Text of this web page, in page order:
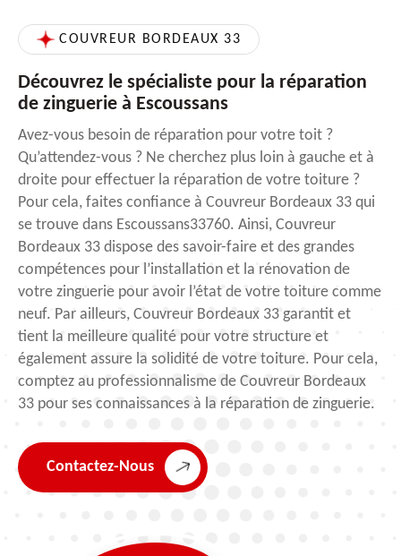
COUVREUR BORDEAUX 33
Découvrez le spécialiste pour la réparation
de zinguerie à Escoussans
Avez-vous besoin de réparation pour votre toit ?
Qu’attendez-vous ? Ne cherchez plus loin à gauche et à
droite pour effectuer la réparation de votre toiture ?
Pour cela, faites confiance à Couvreur Bordeaux 33 qui
se trouve dans Escoussans33760. Ainsi, Couvreur
Bordeaux 33 dispose des savoir-faire et des grandes
compétences pour l’installation et la rénovation de
votre zinguerie pour avoir l’état de votre toiture comme
neuf. Par ailleurs, Couvreur Bordeaux 33 garantit et
tient la meilleure qualité pour votre structure et
également assure la solidité de votre toiture. Pour cela,
comptez au professionnalisme de Couvreur Bordeaux
33 pour ses connaissances à la réparation de zinguerie.
Contactez-Nous